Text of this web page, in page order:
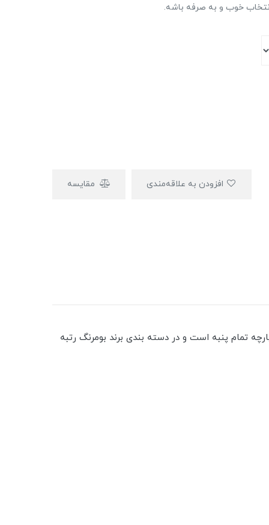
خوب و به صرفه باشه.
مقایسه
تمام پنبه است و در دسته بندی برند بومرنگ رتبه